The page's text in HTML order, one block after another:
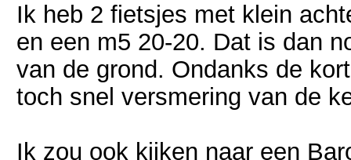
Ik heb 2 fietsjes met klein
en een m5 20-20. Dat is dan
van de grond. Ondanks de
toch snel versmering van de
Ik zou ook kijken naar een